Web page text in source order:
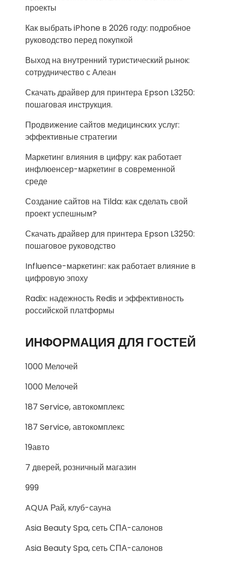
проекты
Как выбрать iPhone в 2026 году: подробное
руководство перед покупкой
Выход на внутренний туристический рынок:
сотрудничество с Алеан
Скачать драйвер для принтера Epson L3250:
пошаговая инструкция.
Продвижение сайтов медицинских услуг:
эффективные стратегии
Маркетинг влияния в цифру: как работает
инфлюенсер-маркетинг в современной
среде
Создание сайтов на Tilda: как сделать свой
проект успешным?
Скачать драйвер для принтера Epson L3250:
пошаговое руководство
Influence-маркетинг: как работает влияние в
цифровую эпоху
Radix: надежность Redis и эффективность
российской платформы
ИНФОРМАЦИЯ ДЛЯ ГОСТЕЙ
1000 Мелочей
1000 Мелочей
187 Service, автокомплекс
187 Service, автокомплекс
19авто
7 дверей, розничный магазин
999
AQUA Рай, клуб-сауна
Asia Beauty Spa, сеть СПА-салонов
Asia Beauty Spa, сеть СПА-салонов